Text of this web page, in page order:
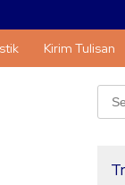
Kirim Tulisan
for: